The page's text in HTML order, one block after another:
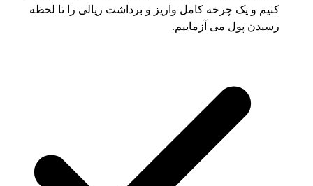
کنیم و یک چرخه کامل واریز و برداشت ریالی را تا لحظه
رسیدن پول می آزماییم.